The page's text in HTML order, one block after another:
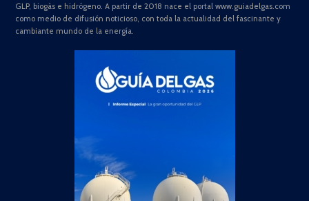
GLP, biogás e hidrógeno. A partir de 2018 nace el portal www.guiadelgas.com
como medio de difusión noticioso, con toda la actualidad del fascinante y
cambiante mundo de la energía.